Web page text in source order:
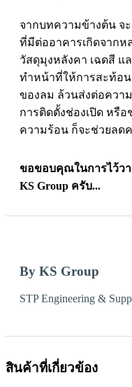
จากบทความข้างต้น จ
ที่มีต่ออาคารเกิดจากห
วัสดุมุงหลังคา เฉดสี แ
ทำหน้าที่ให้การสะท้อ
ของลม ล้วนส่งต่อควา
การติดตั้งช่องเปิด หรื
ความร้อน ก็จะช่วยลด
ขอขอบคุณในการไว้วา
KS Group ครับ...
By KS Group
STP Engineering &
สินค้าที่เกี่ยวข้อง